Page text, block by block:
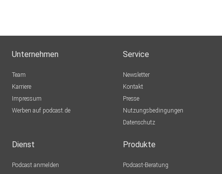
Unternehmen
Team
Karriere
Impressum
Werben auf podcast.de
Service
Newsletter
Kontakt
Presse
Nutzungsbedingungen
Datenschutz
Dienst
Podcast anmelden
Produkte
Podcast-Beratung